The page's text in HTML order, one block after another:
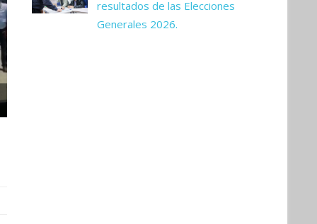
resultados de las Elecciones
Generales 2026.